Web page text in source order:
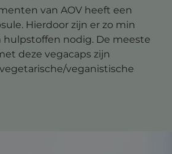
van AOV heeft een
Hierdoor zijn er zo min
hulpstoffen nodig. De meeste
deze vegacaps zijn
veganistische